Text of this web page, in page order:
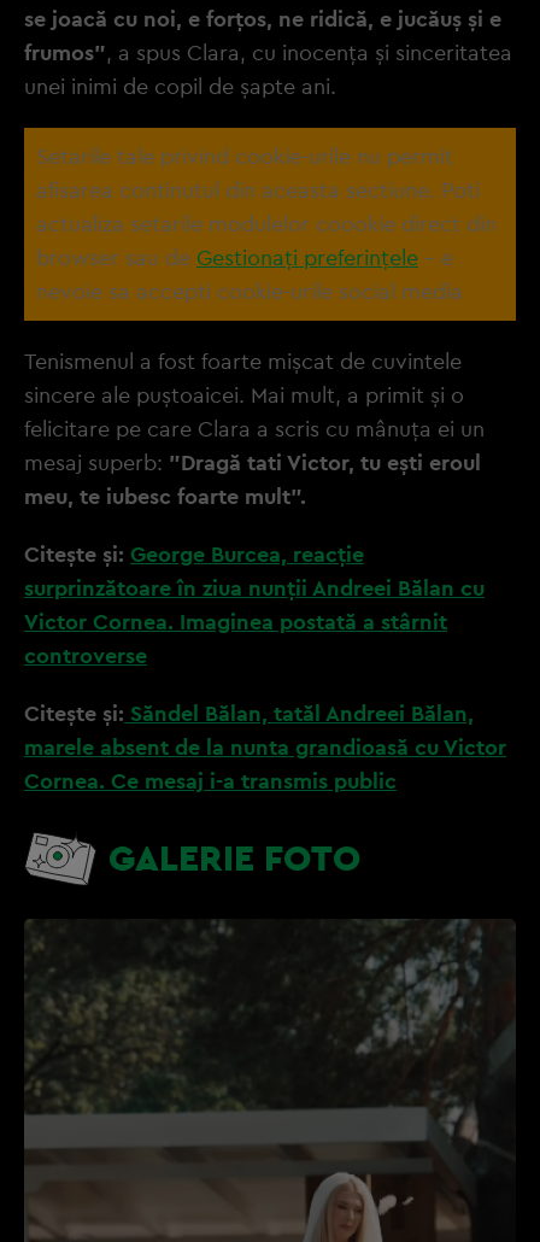
se joacă cu noi, e forțos, ne ridică, e jucăuș și e
frumos", a spus Clara, cu inocența și sinceritatea
unei inimi de copil de șapte ani.
Setarile tale privind cookie-urile nu permit
afisarea continutul din aceasta sectiune. Poti
actualiza setarile modulelor coookie direct din
browser sau de Gestionați preferințele – e
nevoie sa accepti cookie-urile social media
Tenismenul a fost foarte mișcat de cuvintele
sincere ale puștoaicei. Mai mult, a primit și o
felicitare pe care Clara a scris cu mânuța ei un
mesaj superb: "Dragă tati Victor, tu ești eroul
meu, te iubesc foarte mult".
Citește și: George Burcea, reacție
surprinzătoare în ziua nunții Andreei Bălan cu
Victor Cornea. Imaginea postată a stârnit
controverse
Citește și: Săndel Bălan, tatăl Andreei Bălan,
marele absent de la nunta grandioasă cu Victor
Cornea. Ce mesaj i-a transmis public
GALERIE FOTO